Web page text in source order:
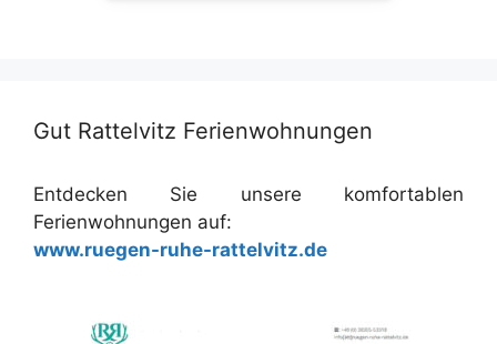
Gut Rattelvitz Ferienwohnungen
Entdecken Sie unsere komfortablen
Ferienwohnungen auf:
www.ruegen-ruhe-rattelvitz.de